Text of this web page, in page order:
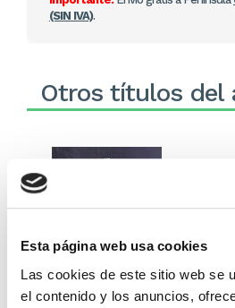
Esta página web usa cookies
Las cookies de este sitio web se
el contenido y los anuncios,
(SIN IVA).
Otros títulos del